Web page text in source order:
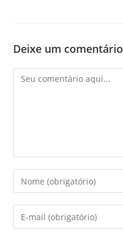
Deixe um comentário
Comentário
Digite
seu
nome
ou
Digite
seu